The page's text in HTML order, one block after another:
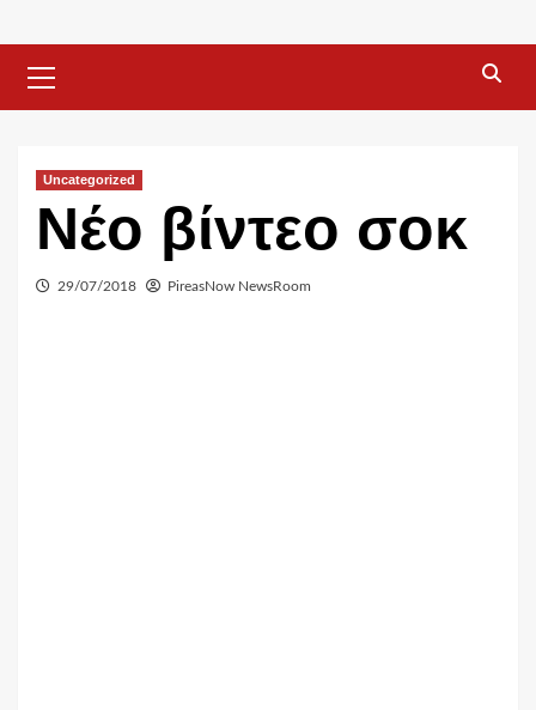
Menu
Uncategorized
Νέο βίντεο σοκ
29/07/2018 PireasNow NewsRoom